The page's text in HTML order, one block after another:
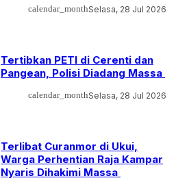
calendar_monthSelasa, 28 Jul 2026
Tertibkan PETI di Cerenti dan
Pangean, Polisi Diadang Massa
calendar_monthSelasa, 28 Jul 2026
Terlibat Curanmor di Ukui,
Warga Perhentian Raja Kampar
Nyaris Dihakimi Massa